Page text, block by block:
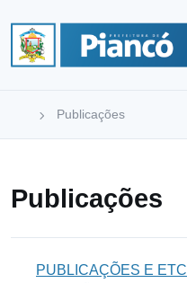
Publicações
Publicações
PUBLICAÇÕES E ETC